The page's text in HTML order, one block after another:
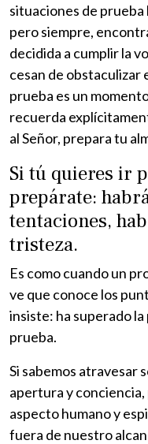
situaciones de prueba
pero siempre,
decidida a cumplir la
cesan de obstaculizar
prueba es un
recuerda
al Señor, prepara tu
Si tú quieres ir
prepárate:
tentaciones,
tristeza.
Es como cuando un
ve que conoce los
insiste: ha superado
prueba.
Si sabemos atravesar
apertura y
aspecto humano y
fuera de nuestro